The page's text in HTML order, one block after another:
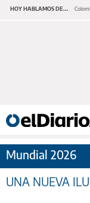
HOY HABLAMOS DE...
Mundial 2026
UNA NUEVA